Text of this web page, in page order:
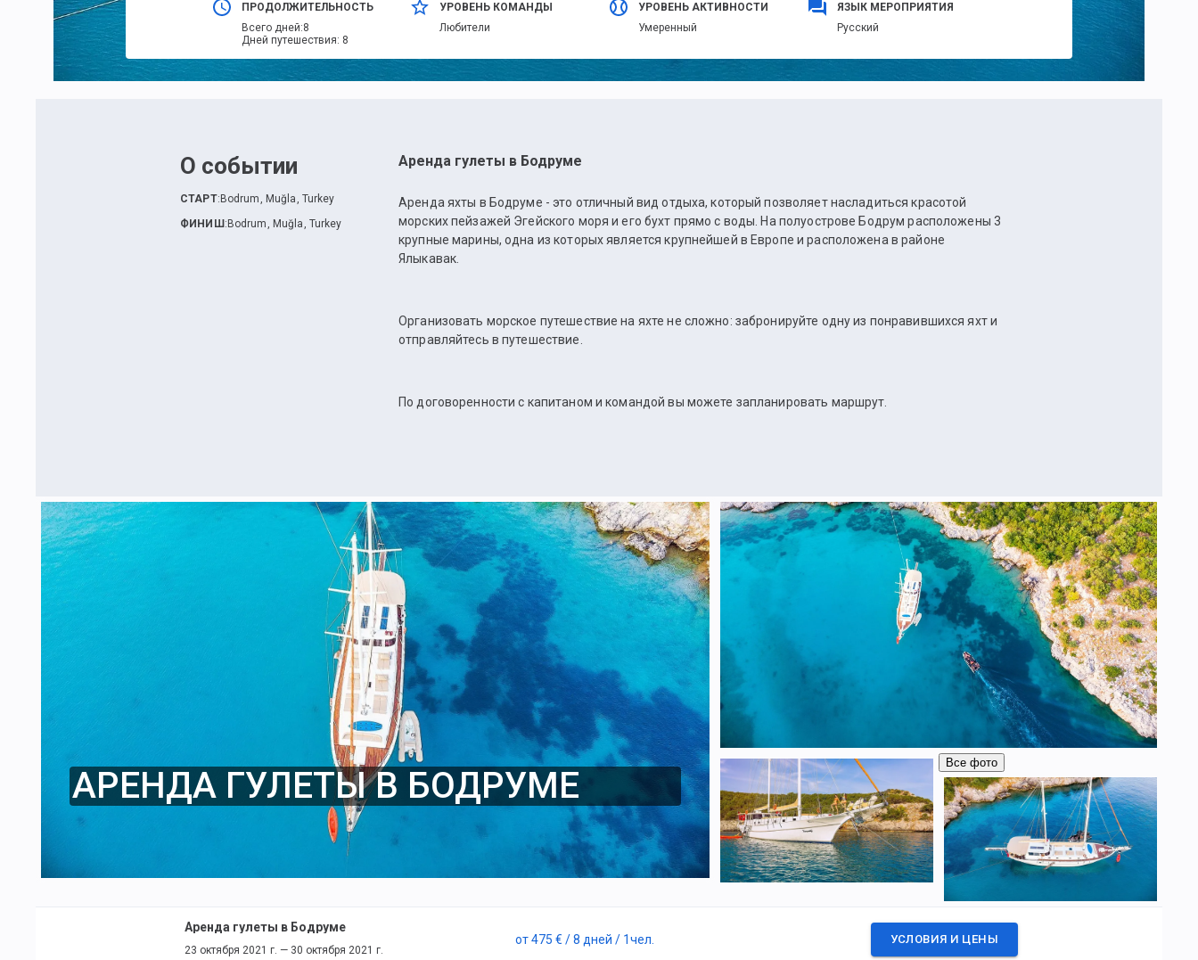
ПРОДОЛЖИТЕЛЬНОСТЬ
Всего дней:8
Дней путешествия: 8
УРОВЕНЬ КОМАНДЫ
Любители
УРОВЕНЬ АКТИВНОСТИ
Умеренный
ЯЗЫК МЕРОПРИЯТИЯ
Русский
О событии
СТАРТ: Bodrum, Muğla, Turkey
ФИНИШ : Bodrum, Muğla, Turkey
Аренда гулеты в Бодруме
Аренда яхты в Бодруме - это отличный вид отдыха, который позволяет насладиться красотой
морских пейзажей Эгейского моря и его бухт прямо с воды. На полуострове Бодрум расположены 3
крупные марины, одна из которых является крупнейшей в Европе и расположена в районе
Ялыкавак.
Организовать морское путешествие на яхте не сложно: забронируйте одну из понравившихся яхт и
отправляйтесь в путешествие.
По договоренности с капитаном и командой вы можете запланировать маршрут.
АРЕНДА ГУЛЕТЫ В БОДРУМЕ
Все фото
Аренда гулеты в Бодруме
23 октября 2021 г. — 30 октября 2021 г.
от475 € / 8 дней / 1чел. УСЛОВИЯ И ЦЕНЫ